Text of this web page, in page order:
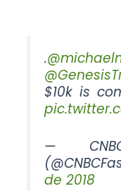
.
$10k is
—
de 2018